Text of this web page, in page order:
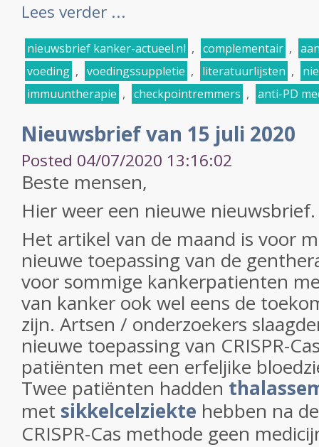
Lees verder ...
nieuwsbrief kanker-actueel.nl , complementair ,
voeding , voedingssuppletie , literatuurlijsten ,
immuuntherapie , checkpointremmers , anti-PD
Nieuwsbrief van 15 juli 2020
Posted 04/07/2020 13:16:02
Beste mensen,
Hier weer een nieuwe nieuwsbrief.
Het artikel van de maand is voor
nieuwe toepassing van de
voor sommige kankerpatienten
van kanker ook wel eens de
zijn. Artsen / onderzoekers
nieuwe toepassing van CRISPR-
patiënten met een erfeljike
Twee patiënten hadden
met sikkelcelziekte hebben na
CRISPR-Cas methode geen